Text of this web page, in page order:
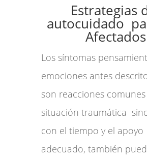
Estrategias
autocuidado
Afectados
Los síntomas
emociones antes
son reacciones comunes
situación traumática
con el tiempo y el apoyo
adecuado, también